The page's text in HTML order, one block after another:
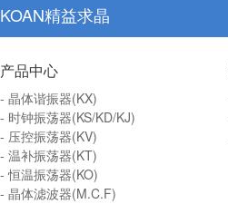
KOAN精益求晶
产品中心
- 晶体谐振器(KX)
- 时钟振荡器(KS/KD/KJ)
- 压控振荡器(KV)
- 温补振荡器(KT)
- 恒温振荡器(KO)
- 晶体滤波器(M.C.F)